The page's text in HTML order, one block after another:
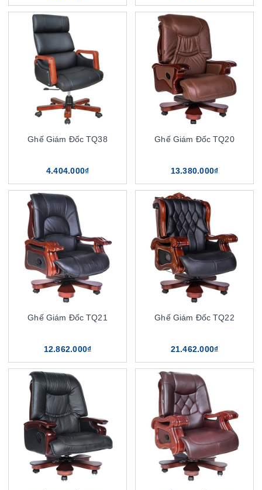
Ghế Giám Đốc TQ38
4.404.000₫
Ghế Giám Đốc TQ20
13.380.000₫
Ghế Giám Đốc TQ21
12.862.000₫
Ghế Giám Đốc TQ22
21.462.000₫